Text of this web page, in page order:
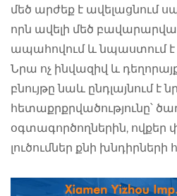
մեծ արժեք է ավելացնում
որն ավելի մեծ
ապահովում և նպաստում է
Նրա ոչ ինվազիվ և
բնույթը նաև ընդլայնում է
հետաքրքրվածությունը՝
օգտագործողներին, ովքեր
լուծումներ քնի